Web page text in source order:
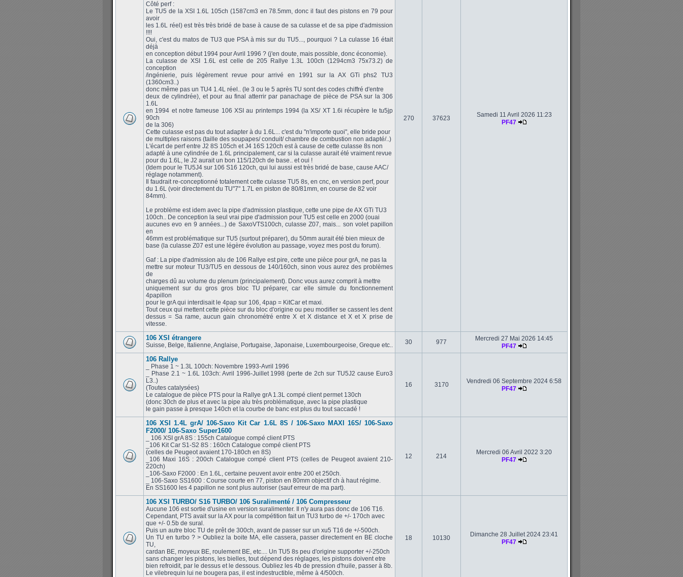
Côté perf :
Le TU5 de la XSI 1.6L 105ch (1587cm3 en 78.5mm, donc il faut des pistons en 79 pour
avoir
les 1.6L réel) est très très bridé de base à cause de sa culasse et de sa pipe d'admission
!!!!
Oui, c'est du matos de TU3 que PSA à mis sur du TU5..., pourquoi ? La culasse 16 était
déjà
en conception début 1994 pour Avril 1996 ? (j'en doute, mais possible, donc économie).
La culasse de XSI 1.6L est celle de 205 Rallye 1.3L 100ch (1294cm3 75x73.2) de
conception
/ingénierie, puis légèrement revue pour arrivé en 1991 sur la AX GTi phs2 TU3
(1360cm3..)
donc même pas un TU4 1.4L réel.. (le 3 ou le 5 après TU sont des codes chiffré d'entre
deux de cylindrée), et pour au final atterrir par panachage de pièce de PSA sur la 306
1.6L
en 1994 et notre fameuse 106 XSI au printemps 1994 (la XS/ XT 1.6i récupère le tu5jp
90ch
de la 306)
Cette culasse est pas du tout adapter à du 1.6L... c'est du "n'importe quoi", elle bride pour
de multiples raisons (taille des soupapes/ conduit/ chambre de combustion non adapté/..)
L'écart de perf entre J2 8S 105ch et J4 16S 120ch est à cause de cette culasse 8s non
adapté à une cylindrée de 1.6L principalement, car si la culasse aurait été vraiment revue
pour du 1.6L, le J2 aurait un bon 115/120ch de base.. et oui !
(Idem pour le TU5J4 sur 106 S16 120ch, qui lui aussi est très bridé de base, cause AAC/
réglage notamment).
Il faudrait re-conceptionné totalement cette culasse TU5 8s, en cnc, en version perf, pour
du 1.6L (voir directement du TU"7" 1.7L en piston de 80/81mm, en course de 82 voir
84mm).
Le problème est idem avec la pipe d'admission plastique, cette une pipe de AX GTi TU3
100ch.. De conception la seul vrai pipe d'admission pour TU5 est celle en 2000 (ouai
aucunes evo en 9 années...) de SaxoVTS100ch, culasse Z07, mais... son volet papillon
en
46mm est problématique sur TU5 (surtout préparer), du 50mm aurait été bien mieux de
base (la culasse Z07 est une légère évolution au passage, voyez mes post du forum).
Gaf : La pipe d'admission alu de 106 Rallye est pire, cette une pièce pour grA, ne pas la
mettre sur moteur TU3/TU5 en dessous de 140/160ch, sinon vous aurez des problèmes
de
charges dû au volume du plenum (principalement). Donc vous aurez comprit à mettre
uniquement sur du gros gros bloc TU préparer, car elle simule du fonctionnement
4papillon
pour le grA qui interdisait le 4pap sur 106, 4pap = KitCar et maxi.
Tout ceux qui mettent cette pièce sur du bloc d'origine ou peu modifier se cassent les dent
dessus = Sa rame, aucun gain chronométré entre X et X distance et X et X prise de
vitesse.
270 37623
Samedi 11 Avril 2026 11:23
PF47
106 XSI étrangere
Suisse, Belge, Italienne, Anglaise, Portugaise, Japonaise, Luxembourgeoise, Greque etc.. 30 977
Mercredi 27 Mai 2026 14:45
PF47
106 Rallye
_ Phase 1 ~ 1.3L 100ch: Novembre 1993-Avril 1996
_ Phase 2.1 ~ 1.6L 103ch: Avril 1996-Juillet 1998 (perte de 2ch sur TU5J2 cause Euro3
L3..)
(Toutes catalysées)
Le catalogue de pièce PTS pour la Rallye grA 1.3L compé client permet 130ch
(donc 30ch de plus et avec la pipe alu très problématique, avec la pipe plastique
le gain passe à presque 140ch et la courbe de banc est plus du tout saccadé !
16 3170
Vendredi 06 Septembre 2024 6:58
PF47
106 XSI 1.4L grA/ 106-Saxo Kit Car 1.6L 8S / 106-Saxo MAXI 16S/ 106-Saxo
F2000/ 106-Saxo Super1600
_ 106 XSI grA 8S : 155ch Catalogue compé client PTS
_106 Kit Car S1-S2 8S : 160ch Catalogue compé client PTS
(celles de Peugeot avaient 170-180ch en 8S)
_106 Maxi 16S : 200ch Catalogue compé client PTS (celles de Peugeot avaient 210-
220ch)
_106-Saxo F2000 : En 1.6L, certaine peuvent avoir entre 200 et 250ch.
_ 106-Saxo SS1600 : Course courte en 77, piston en 80mm objectif ch à haut régime.
En SS1600 les 4 papillon ne sont plus autoriser (sauf erreur de ma part).
12 214
Mercredi 06 Avril 2022 3:20
PF47
106 XSI TURBO/ S16 TURBO/ 106 Suralimenté / 106 Compresseur
Aucune 106 est sortie d'usine en version suralimenter. Il n'y aura pas donc de 106 T16.
Cependant, PTS avait sur la AX pour la compétition fait un TU3 turbo de +/- 170ch avec
que +/- 0.5b de sural.
Puis un autre bloc TU de prêt de 300ch, avant de passer sur un xu5 T16 de +/-500ch.
Un TU en turbo ? > Oubliez la boite MA, elle cassera, passer directement en BE cloche
TU,
cardan BE, moyeux BE, roulement BE, etc.... Un TU5 8s peu d'origine supporter +/-250ch
sans changer les pistons, les bielles, tout dépend des réglages, les pistons doivent etre
bien refroidit, par le dessus et le dessous. Oubliez les 4b de pression d'huile, passer à 8b.
Le vilebrequin lui ne bougera pas, il est indestructible, même à 4/500ch.
18 10130
Dimanche 28 Juillet 2024 23:41
PF47